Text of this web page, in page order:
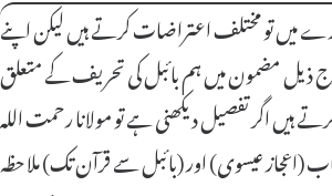
میں تو مختلف اعتراضات کرتے ہیں لیکن اپنے
درج ذیل مضمون میں ہم بائبل کی تحریف کے متعلق
ہیں اگر تفصیل دیکھنی ہے تو مولانا رحمت اللہ
(اعجاز عیسوی) اور (بائبل سے قرآن تک) ملاحظہ